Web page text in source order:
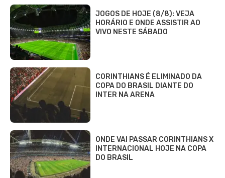
JOGOS DE HOJE (8/8): VEJA
HORÁRIO E ONDE ASSISTIR AO
VIVO NESTE SÁBADO
CORINTHIANS É ELIMINADO DA
COPA DO BRASIL DIANTE DO
INTER NA ARENA
ONDE VAI PASSAR CORINTHIANS X
INTERNACIONAL HOJE NA COPA
DO BRASIL